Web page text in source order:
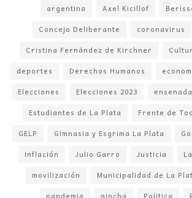
argentina
Axel Kicillof
Concejo Deliberante
coronavirus
Cristina Fernández de Kirchner
deportes
Derechos Humanos
Elecciones
Elecciones 2023 ensenada
Estudiantes de La Plata
Frente de
GELP
Gimnasia y Esgrima La Plata
inflación
Julio Garro Justicia
movilización
Municipalidad de La